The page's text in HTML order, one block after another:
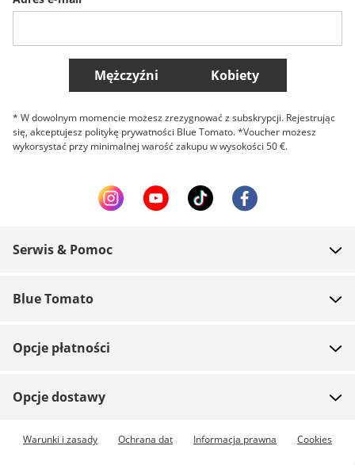
Belgique (Français) Danmark Norge
Więcej krajów
Mężczyźni Kobiety
* W dowolnym momencie możesz zrezygnować z subskrypcji. Rejestrując
się, akceptujesz politykę prywatności Blue Tomato. *Voucher możesz
wykorsystać przy minimalnej warość zakupu w wysokości 50 €.
Serwis & Pomoc
Płatność
Zwroty
Śledź przesyłkę
Blue Tomato
Praca
Blue World
Opcje płatności
Opcje dostawy
Dostępna przesyłka ekspresowa
Warunki i zasady Ochrana dat Informacja prawna Cookies